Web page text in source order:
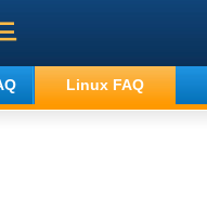
Linux FAQ